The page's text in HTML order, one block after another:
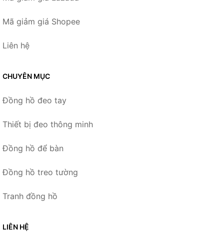
Mã giảm giá Shopee
Liên hệ
CHUYÊN MỤC
Đồng hồ đeo tay
Thiết bị đeo thông minh
Đồng hồ để bàn
Đồng hồ treo tường
Tranh đồng hồ
LIÊN HỆ